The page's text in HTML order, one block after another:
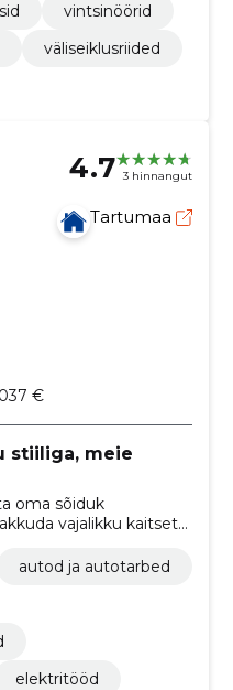
vintsinöörid
väliseiklusriided
4.7 3 hinnangut
Tartumaa
€
stiiliga, meie
oma sõiduk
vajalikku kaitset
tagamisel.
autod ja autotarbed
elektritööd